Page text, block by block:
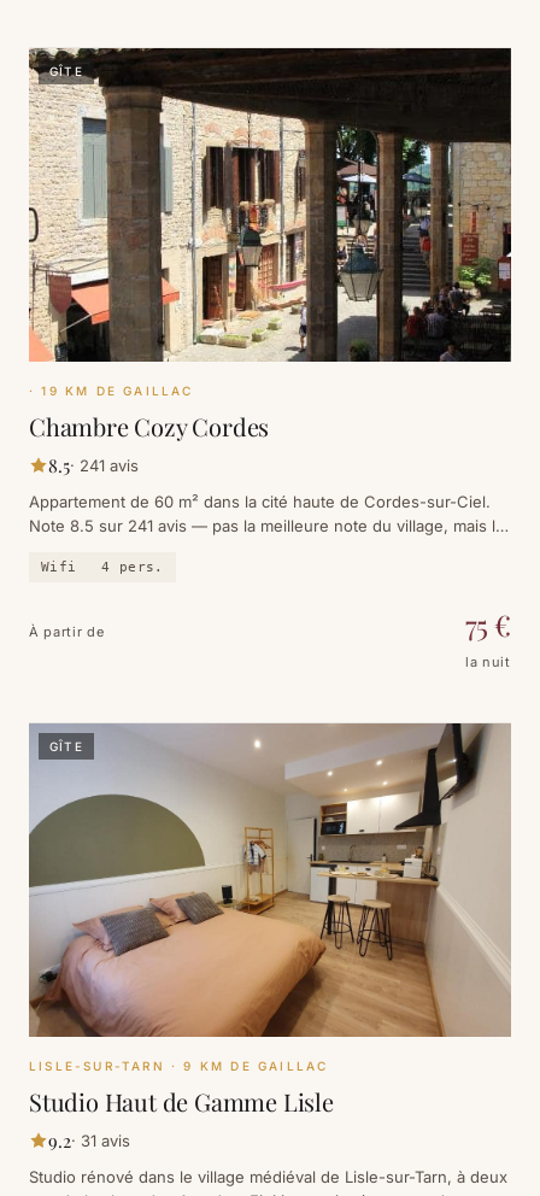
GÎTE
· 19 KM DE GAILLAC
Chambre Cozy Cordes
8.5· 241 avis
Appartement de 60 m² dans la cité haute de Cordes-sur-Ciel.
Note 8.5 sur 241 avis — pas la meilleure note du village, mais le
Wifi 4 pers.
À partir de 75 €
la nuit
GÎTE
LISLE-SUR-TARN · 9 KM DE GAILLAC
Studio Haut de Gamme Lisle
9.2· 31 avis
Studio rénové dans le village médiéval de Lisle-sur-Tarn, à deux